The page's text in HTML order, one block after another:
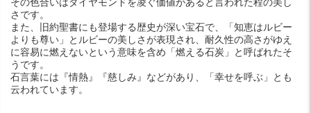
さです。
また、旧約聖書にも登場する歴史が深い宝石で、「知恵はルビー
よりも尊い」とルビーの美しさが表現され、耐久性の高さがゆえ
に容易に燃えないという意味を含め「燃える石炭」と呼ばれたそ
うです。
石言葉には『情熱』『慈しみ』などがあり、「幸せを呼ぶ」とも
云われています。